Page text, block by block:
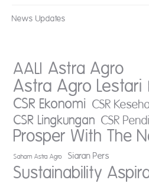
News Updates
AALI Astra Agro
Astra Agro Lestari
CSR Ekonomi CSR
CSR Lingkungan CSR
Prosper With The
Saham Astra Agro Siaran Pers
Sustainability